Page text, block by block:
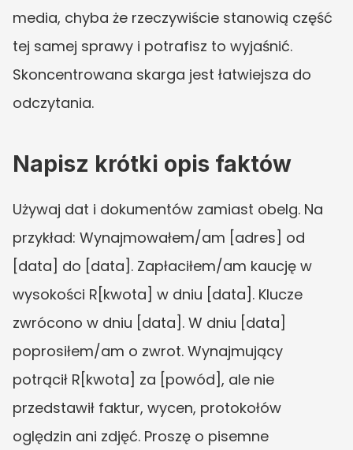
media, chyba że rzeczywiście stanowią część
tej samej sprawy i potrafisz to wyjaśnić.
Skoncentrowana skarga jest łatwiejsza do
odczytania.
Napisz krótki opis faktów
Używaj dat i dokumentów zamiast obelg. Na
przykład: Wynajmowałem/am [adres] od
[data] do [data]. Zapłaciłem/am kaucję w
wysokości R[kwota] w dniu [data]. Klucze
zwrócono w dniu [data]. W dniu [data]
poprosiłem/am o zwrot. Wynajmujący
potrącił R[kwota] za [powód], ale nie
przedstawił faktur, wycen, protokołów
oględzin ani zdjęć. Proszę o pisemne